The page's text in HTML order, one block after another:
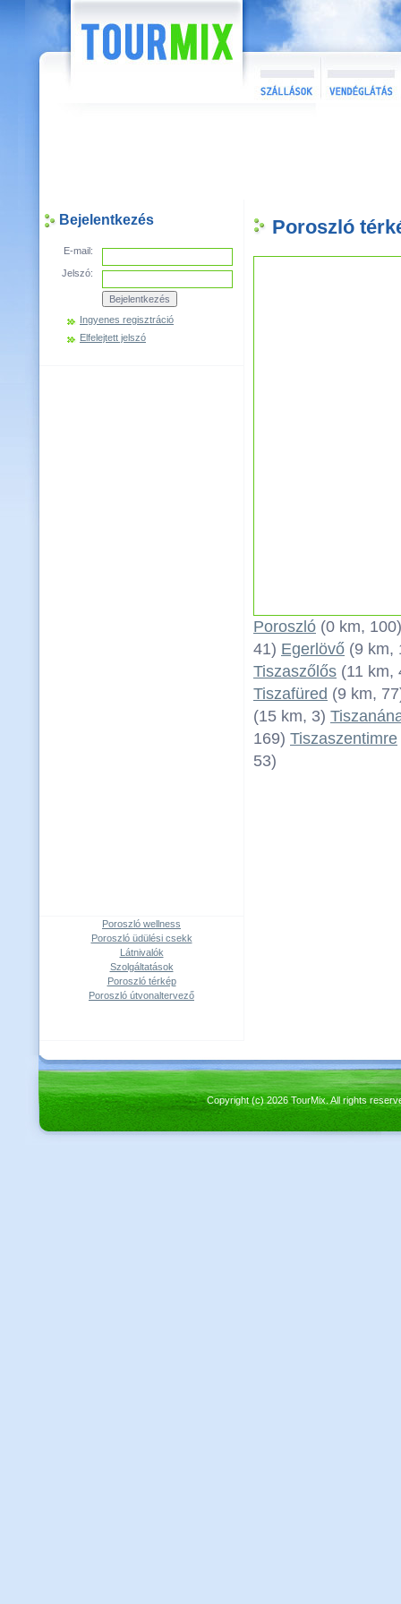
Bejelentkezés
E-mail:
Jelszó:
Ingyenes regisztráció
Elfelejtett jelszó
Poroszló wellness
Poroszló üdülési csekk
Látnivalók
Szolgáltatások
Poroszló térkép
Poroszló útvonaltervező
Poroszló
Poroszló (0 km,
41) Egerlövő (9 km,
Tiszaszőlős (11 km,
Tiszafüred (9 km,
(15 km, 3)
169) Tiszaszentimre
53)
Copyright (c) 2026 TourMix. All rights